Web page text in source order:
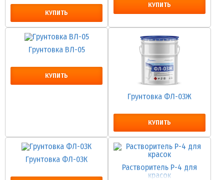
КУПИТЬ
КУПИТЬ
Грунтовка ВЛ-05
КУПИТЬ
Грунтовка ФЛ-03Ж
КУПИТЬ
Грунтовка ФЛ-03К
Растворитель Р-4 для
красок